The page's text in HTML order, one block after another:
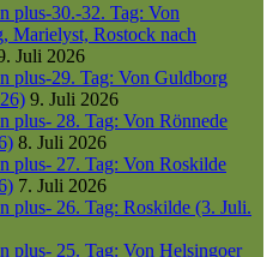
plus-30.-32. Tag: Von
Marielyst, Rostock nach
Juli 2026
plus-29. Tag: Von Guldborg
9. Juli 2026
plus- 28. Tag: Von Rönnede
8. Juli 2026
plus- 27. Tag: Von Roskilde
7. Juli 2026
plus- 26. Tag: Roskilde (3. Juli.
plus- 25. Tag: Von Helsingoer